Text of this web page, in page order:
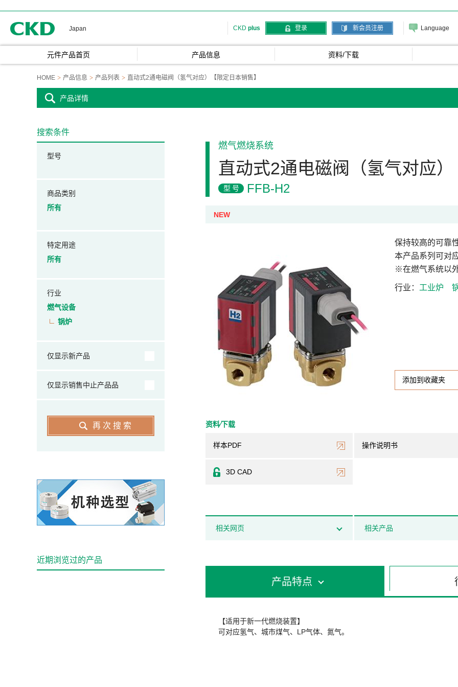
Japan CKD plus 登录 新会员注册 Language
元件产品首页 产品信息 资料/下载
HOME 产品信息 产品列表 直动式2通电磁阀（氢气对应）【限定日本销售】
产品详情
燃气燃烧系统
直动式2通电磁阀（氢气对应
型号 FFB-H2
NEW
保持较高的可靠
本产品系列可对
※在燃气系统以
行业 工业炉
添加到收藏夹
资料⁄下载
样本PDF 操作说明书
3D CAD
相关网页 相关产品
产品特点
【适用于新一代燃烧装置】
可对应氢气、城市煤气、LP气体、氮气。
搜索条件
型号
商品类别
所有
特定用途
所有
行业
燃气设备
锅炉
仅显示新产品
仅显示销售中止产品品
再次搜索
近期浏览过的产品